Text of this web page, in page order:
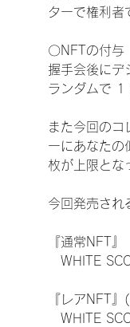
ターで権利者
〇NFTの付与
握手会後にデ
ランダムで 1
また今回のコ
ーにあなたの
枚が上限とな
今回発売され
『通常NFT』
WHITE
『レアNFT
WHITE